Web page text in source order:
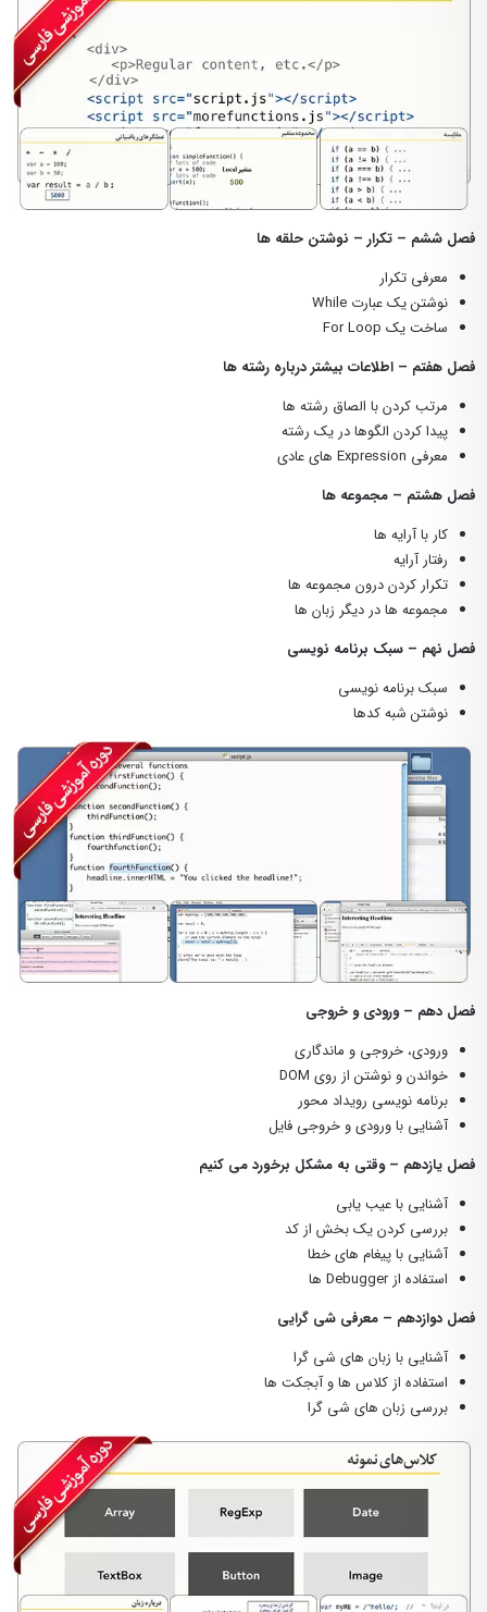
فصل ششم – تکرار – نوشتن حلقه ها
معرفی تکرار
نوشتن یک عبارت While
ساخت یک For Loop
فصل هفتم – اطلاعات بیشتر درباره رشته ها
مرتب کردن با الصاق رشته ها
پیدا کردن الگوها در یک رشته
معرفی Expression های عادی
فصل هشتم – مجموعه ها
کار با آرایه ها
رفتار آرایه
تکرار کردن درون مجموعه ها
مجموعه ها در دیگر زبان ها
فصل نهم – سبک برنامه نویسی
سبک برنامه نویسی
نوشتن شبه کدها
فصل دهم – ورودی و خروجی
ورودی، خروجی و ماندگاری
خواندن و نوشتن از روی DOM
برنامه نویسی رویداد محور
آشنایی با ورودی و خروجی فایل
فصل یازدهم – وقتی به مشکل برخورد می کنیم
آشنایی با عیب یابی
بررسی کردن یک بخش از کد
آشنایی با پیغام های خطا
استفاده از Debugger ها
فصل دوازدهم – معرفی شی گرایی
آشنایی با زبان های شی گرا
استفاده از کلاس ها و آبجکت ها
بررسی زبان های شی گرا